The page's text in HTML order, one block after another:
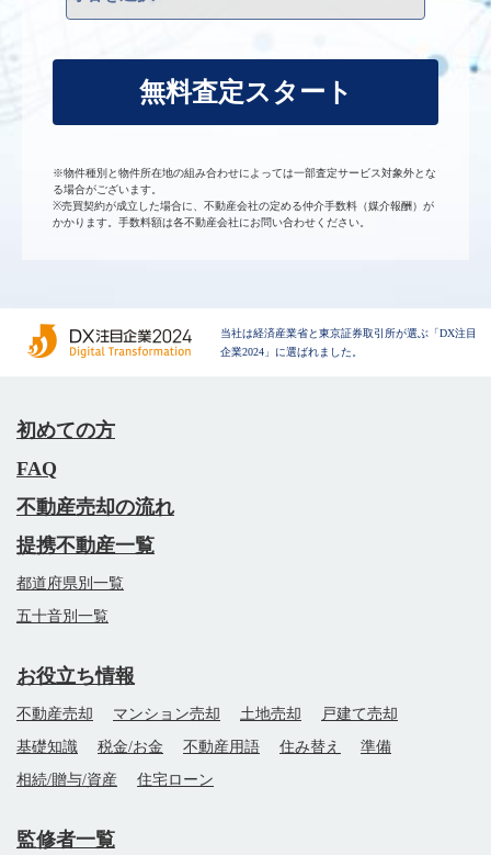
無料査定スタート
※物件種別と物件所在地の組み合わせによっては一部査定サービス対象外とな
る場合がございます。
※売買契約が成立した場合に、不動産会社の定める仲介手数料（媒介報酬）が
かかります。手数料額は各不動産会社にお問い合わせください。
当社は経済産業省と東京証券取引所が選ぶ「DX注目
企業2024」に選ばれました。
初めての方
FAQ
不動産売却の流れ
提携不動産一覧
都道府県別一覧
五十音別一覧
お役立ち情報
不動産売却 マンション売却 土地売却
戸建て売却
基礎知識
税金/お金 不動産用語 住み替え
準備
相続/贈与/資産
住宅ローン
監修者一覧